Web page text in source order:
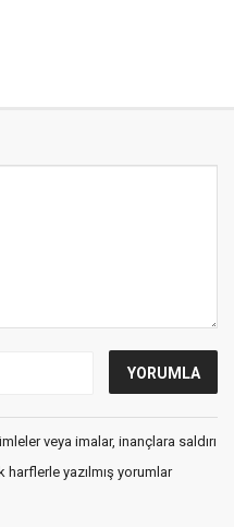
veya imalar, inançlara saldırı
harflerle yazılmış yorumlar